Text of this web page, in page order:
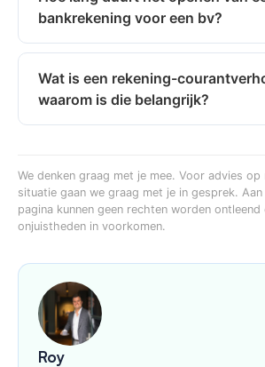
bankrekening voor een bv?
Wat is een rekening-
waarom is die belangrijk?
We denken graag met je mee. Voor advies
situatie gaan we graag met je in gesprek.
pagina kunnen geen rechten worden ontleend
onjuistheden in voorkomen.
Roy